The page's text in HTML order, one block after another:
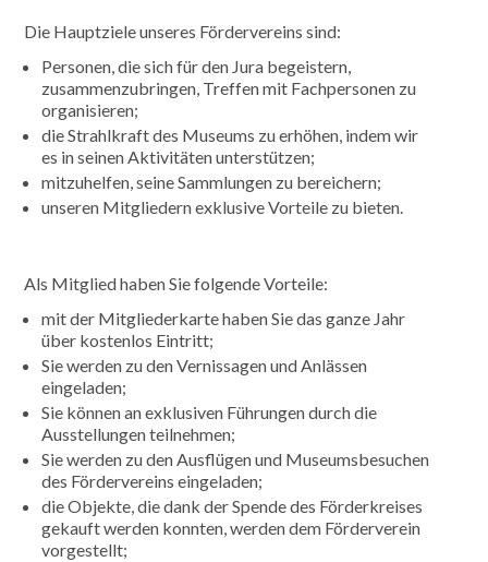
Die Hauptziele unseres Fördervereins sind:
Personen, die sich für den Jura begeistern,
zusammenzubringen, Treffen mit Fachpersonen zu
organisieren;
die Strahlkraft des Museums zu erhöhen, indem wir
es in seinen Aktivitäten unterstützen;
mitzuhelfen, seine Sammlungen zu bereichern;
unseren Mitgliedern exklusive Vorteile zu bieten.
Als Mitglied haben Sie folgende Vorteile:
mit der Mitgliederkarte haben Sie das ganze Jahr
über kostenlos Eintritt;
Sie werden zu den Vernissagen und Anlässen
eingeladen;
Sie können an exklusiven Führungen durch die
Ausstellungen teilnehmen;
Sie werden zu den Ausflügen und Museumsbesuchen
des Fördervereins eingeladen;
die Objekte, die dank der Spende des Förderkreises
gekauft werden konnten, werden dem Förderverein
vorgestellt;